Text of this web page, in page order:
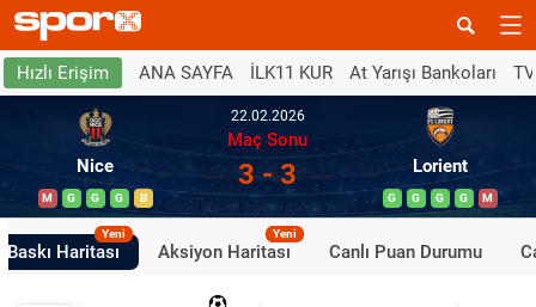
Hızlı Erişim ANA SAYFA İLK11 KUR At Yarışı Bankoları
Nice
M G G G B
22.02.2026
Maç Sonu
3 - 3 Lorient
G G G G M
Baskı Haritası
Yeni
Aksiyon Haritası
Yeni
Canlı Puan Durumu